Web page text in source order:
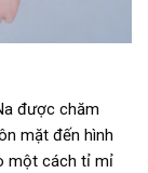
được chăm
mặt đến hình
một cách tỉ mỉ